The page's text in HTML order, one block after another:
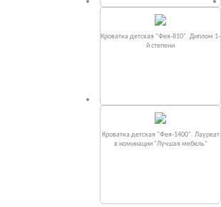
Кроватка детская "Фея-810". Диплом 1-
й степени
Кроватка детская "Фея-1400". Лауреат
в номинации "Лучшая мебель"